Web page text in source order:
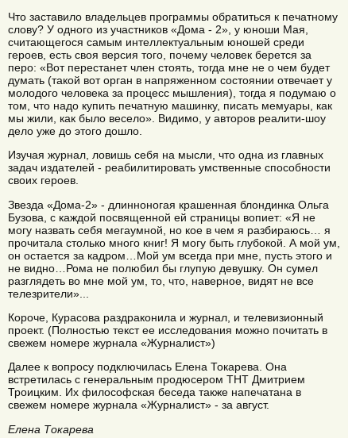
Что заставило владельцев программы обратиться к печатному
слову? У одного из участников «Дома - 2», у юноши Мая,
считающегося самым интеллектуальным юношей среди
героев, есть своя версия того, почему человек берется за
перо: «Вот перестанет член стоять, тогда мне не о чем будет
думать (такой вот орган в напряженном состоянии отвечает у
молодого человека за процесс мышления), тогда я подумаю о
том, что надо купить печатную машинку, писать мемуары, как
мы жили, как было весело». Видимо, у авторов реалити-шоу
дело уже до этого дошло.
Изучая журнал, ловишь себя на мысли, что одна из главных
задач издателей - реабилитировать умственные способности
своих героев.
Звезда «Дома-2» - длинноногая крашенная блондинка Ольга
Бузова, с каждой посвященной ей страницы вопиет: «Я не
могу назвать себя мегаумной, но кое в чем я разбираюсь… я
прочитала столько много книг! Я могу быть глубокой. А мой ум,
он остается за кадром…Мой ум всегда при мне, пусть этого и
не видно…Рома не полюбил бы глупую девушку. Он сумел
разглядеть во мне мой ум, то, что, наверное, видят не все
телезрители»...
Короче, Курасова раздраконила и журнал, и телевизионный
проект. (Полностью текст ее исследования можно почитать в
свежем номере журнала «Журналист»)
Далее к вопросу подключилась Елена Токарева. Она
встретилась с генеральным продюсером ТНТ Дмитрием
Троицким. Их философская беседа также напечатана в
свежем номере журнала «Журналист» - за август.
Елена Токарева